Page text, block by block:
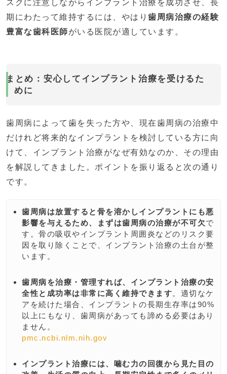
スクに注意しながらインプラント治療を成功させ、長
期にわたって維持するには、やはり 歯周病治療の経験
豊富な歯科医師がいる医院が適しています。
まとめ：安心してインプラント治療を受けるた
めに
歯周病によって歯を失った方や、現在歯周病の治療中
だけれど将来的なインプラントを検討している方に向
けて、インプラント治療がなぜ有効なのか、その理由
を解説してきました。ポイントを振り返ると次の通り
です。
歯周病は放置すると骨を溶かしインプラントにも悪
影響を与えるため、まずは歯周病の治療が不可欠で
す。骨の吸収やインプラント周囲炎などのリスク要
因を取り除くことで、インプラント治療の土台が整
います。
歯周病を治療・管理すれば、インプラント治療の安
全性と成功率は非常に高く維持できます。適切なケ
アを続けた場合、インプラントの長期生存率は90%
以上にもなり、歯周病があっても諦める必要はあり
ません。
pmc.ncbi.nlm.nih.gov
インプラント治療には、噛む力の回復から見た目の